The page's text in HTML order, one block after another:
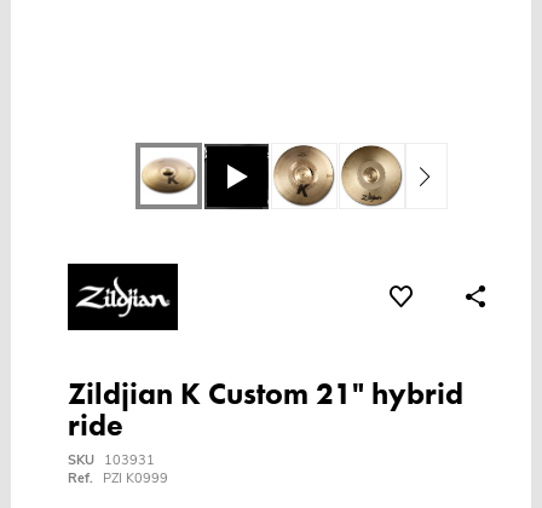
Zildjian K Custom 21" hybrid
ride
SKU
103931
Ref.
PZI K0999